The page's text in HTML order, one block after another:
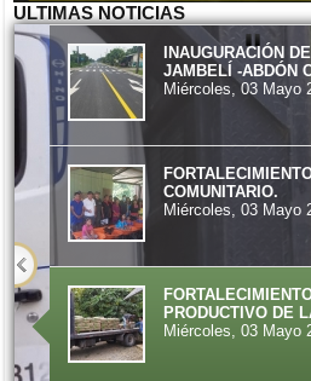
ULTIMAS NOTICIAS
INAUGURACIÓN
JAMBELÍ -ABDÓN
Miércoles, 03 Mayo
COMUNITARIO.
Miércoles, 03 Mayo
PRODUCTIVO DE
Miércoles, 03 Mayo